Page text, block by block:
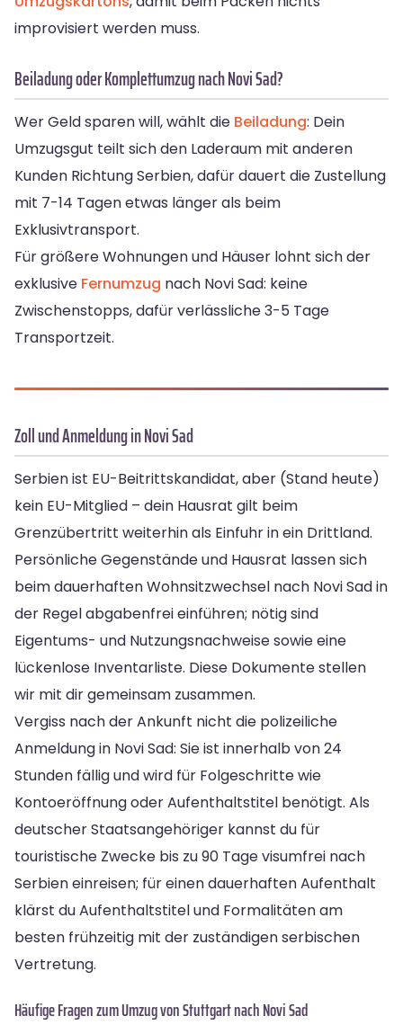
improvisiert werden muss.
Beiladung oder Komplettumzug nach Novi Sad?
Wer Geld sparen will, wählt die Beiladung: Dein
Umzugsgut teilt sich den Laderaum mit anderen
Kunden Richtung Serbien, dafür dauert die Zustellung
mit 7-14 Tagen etwas länger als beim
Exklusivtransport.
Für größere Wohnungen und Häuser lohnt sich der
exklusive Fernumzug nach Novi Sad: keine
Zwischenstopps, dafür verlässliche 3-5 Tage
Transportzeit.
Zoll und Anmeldung in Novi Sad
Serbien ist EU-Beitrittskandidat, aber (Stand heute)
kein EU-Mitglied – dein Hausrat gilt beim
Grenzübertritt weiterhin als Einfuhr in ein Drittland.
Persönliche Gegenstände und Hausrat lassen sich
beim dauerhaften Wohnsitzwechsel nach Novi Sad in
der Regel abgabenfrei einführen; nötig sind
Eigentums- und Nutzungsnachweise sowie eine
lückenlose Inventarliste. Diese Dokumente stellen
wir mit dir gemeinsam zusammen.
Vergiss nach der Ankunft nicht die polizeiliche
Anmeldung in Novi Sad: Sie ist innerhalb von 24
Stunden fällig und wird für Folgeschritte wie
Kontoeröffnung oder Aufenthaltstitel benötigt. Als
deutscher Staatsangehöriger kannst du für
touristische Zwecke bis zu 90 Tage visumfrei nach
Serbien einreisen; für einen dauerhaften Aufenthalt
klärst du Aufenthaltstitel und Formalitäten am
besten frühzeitig mit der zuständigen serbischen
Vertretung.
Häufige Fragen zum Umzug von Stuttgart nach Novi Sad